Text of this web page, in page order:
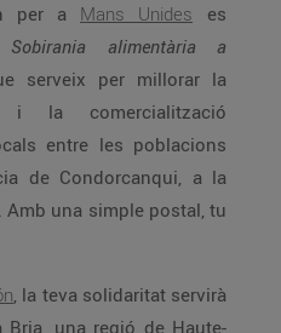
per a Mans Unides es
Sobirania alimentària a
serveix per millorar la
i la comercialització
entre les poblacions
de Condorcanqui, a la
Amb una simple postal, tu
, la teva solidaritat servirà
Bria, una regió de Haute-